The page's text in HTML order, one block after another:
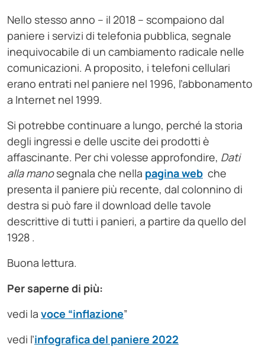
Nello stesso anno – il 2018 – scompaiono dal
paniere i servizi di telefonia pubblica, segnale
inequivocabile di un cambiamento radicale nelle
comunicazioni. A proposito, i telefoni cellulari
erano entrati nel paniere nel 1996, l’abbonamento
a Internet nel 1999.
Si potrebbe continuare a lungo, perché la storia
degli ingressi e delle uscite dei prodotti è
affascinante. Per chi volesse approfondire, Dati
alla manosegnala che nella pagina web che
presenta il paniere più recente, dal colonnino di
destra si può fare il download delle tavole
descrittive di tutti i panieri, a partire da quello del
1928 .
Buona lettura.
Per saperne di più:
vedi la voce “inflazione”
vedi l’infografica del paniere 2022